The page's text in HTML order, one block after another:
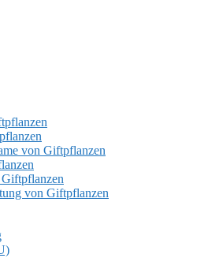
von Giftpflanzen
von Giftpflanzen